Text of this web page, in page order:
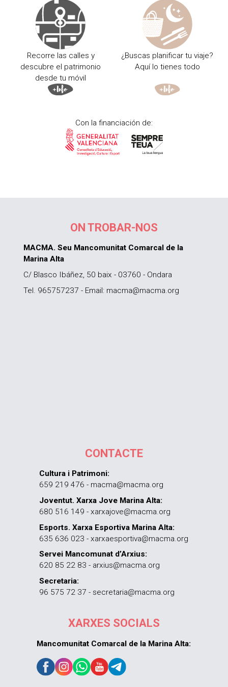
Recorre las calles y
descubre el patrimonio
desde tu móvil
¿Buscas planificar tu viaje?
Aquí lo tienes todo
Con la financiación de:
ON TROBAR-NOS
MACMA. Seu Mancomunitat Comarcal de la
Marina Alta
C/ Blasco Ibáñez, 50 baix - 03760 - Ondara
Tel. 965757237 - Email: macma@macma.org
CONTACTE
Cultura i Patrimoni:
659 219 476 - macma@macma.org
Joventut. Xarxa Jove Marina Alta:
680 516 149 - xarxajove@macma.org
Esports. Xarxa Esportiva Marina Alta:
635 636 023 - xarxaesportiva@macma.org
Servei Mancomunat d’Arxius:
620 85 22 83 - arxius@macma.org
Secretaria:
96 575 72 37 - secretaria@macma.org
XARXES SOCIALS
Mancomunitat Comarcal de la Marina Alta: